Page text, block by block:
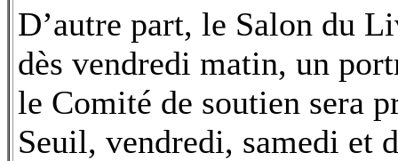
D’autre part, le Salon du
dès vendredi matin, un
le Comité de soutien sera
Seuil, vendredi, samedi et